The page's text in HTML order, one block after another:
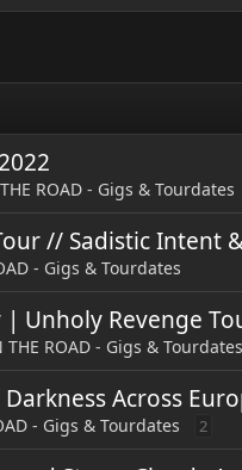
ROAD - Gigs & Tourdates
// Sadistic Intent
- Gigs & Tourdates
Unholy Revenge
THE ROAD - Gigs & Tourdates
Across
- Gigs & Tourdates 2